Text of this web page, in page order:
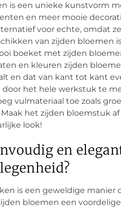
is een unieke kunstvorm
en meer mooie
voor echte, omdat
van zijden bloemen
boeket met zijden
en kleuren zijden
en dat van kant tot kant
het hele werkstuk te
vulmateriaal toe zoals
het zijden bloemstuk
look!
en
is een geweldige manier
bloemen een